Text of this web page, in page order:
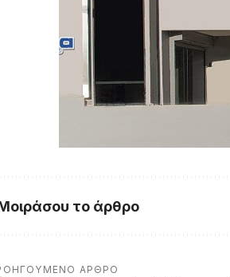
το άρθρο
ΆΡΘΡΟ